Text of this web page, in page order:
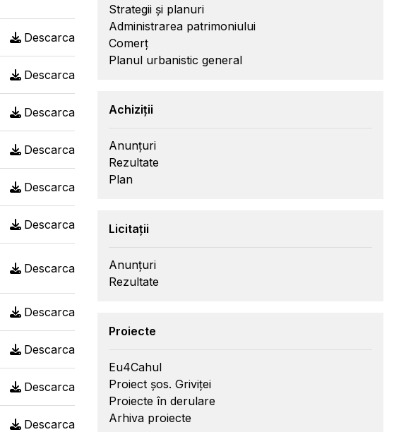
Descarca
Descarca
Descarca
Descarca
Descarca
Descarca
Descarca
Descarca
Descarca
Descarca
Descarca
Strategii și planuri
Administrarea patrimoniului
Comerț
Planul urbanistic general
Achiziții
Anunțuri
Rezultate
Plan
Licitații
Anunțuri
Rezultate
Proiecte
Eu4Cahul
Proiect șos. Griviței
Proiecte în derulare
Arhiva proiecte